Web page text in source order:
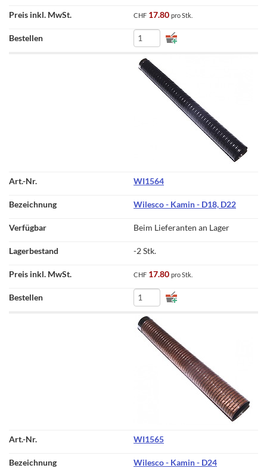
CHF 17.80 pro Stk.
WI1564
Wilesco - Kamin - D18, D22
Beim Lieferanten an Lager
-2 Stk.
CHF 17.80 pro Stk.
WI1565
Wilesco - Kamin - D24